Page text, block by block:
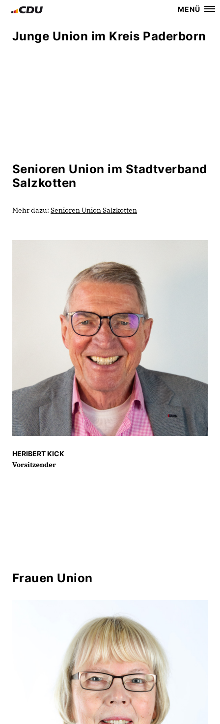
MENÜ
Junge Union im Kreis Paderborn
Senioren Union im Stadtverband
Salzkotten
Mehr dazu: Senioren Union Salzkotten
HERIBERT KICK
Vorsitzender
Frauen Union